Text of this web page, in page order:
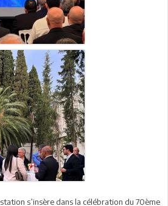
s’insère dans la célébration du 70ème